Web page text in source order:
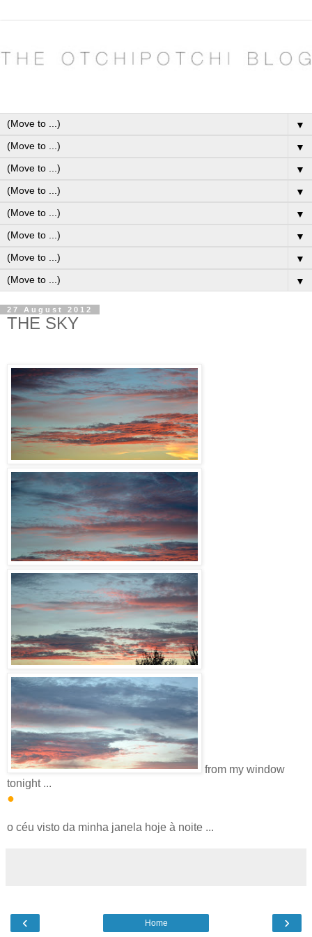
▼
▼
▼
▼
▼
▼
▼
▼
27 August 2012
THE SKY
from my window
tonight ...
●
o céu visto da minha janela hoje à noite ...
‹ ›
Home